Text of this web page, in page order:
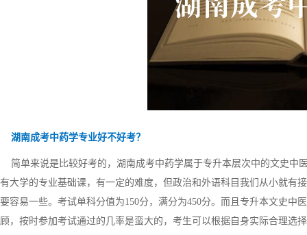
湖南成考中药学专业好不好考？
简单来说是比较好考的，湖南成考中药学属于专升本层次中的文史中
有大学的专业基础课，有一定的难度，但政治和外语科目我们从小就有
要容易一些。考试单科分值为150分，满分为450分。而且专升本文史中
顾，按时参加考试通过的几率是蛮大的，考生可以根据自身实际合理选